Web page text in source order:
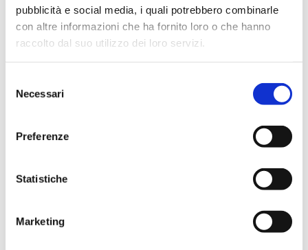
pubblicità e social media, i quali potrebbero combinarle
con altre informazioni che ha fornito loro o che hanno
raccolto dal suo utilizzo dei loro servizi.
delNecessari
Preferenze
Statistiche
Marketing